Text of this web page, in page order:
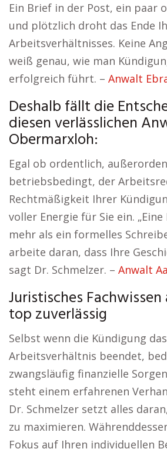
Ein Brief in der Post, ein paar
und plötzlich droht das Ende
Arbeitsverhältnisses. Keine
weiß genau, wie man
erfolgreich führt. – Anwalt
Deshalb fällt die
diesen verlässlichen
Obermarxloh:
Egal ob ordentlich,
betriebsbedingt, der
Rechtmäßigkeit Ihrer
voller Energie für Sie ein.
mehr als ein formelles
arbeite daran, dass Ihre
sagt Dr. Schmelzer. – Anwalt
Juristisches
top zuverlässig
Selbst wenn die Kündigung das
Arbeitsverhältnis beendet,
zwangsläufig finanzielle
steht einem erfahrenen
Dr. Schmelzer setzt alles
zu maximieren.
Fokus auf Ihren individuellen